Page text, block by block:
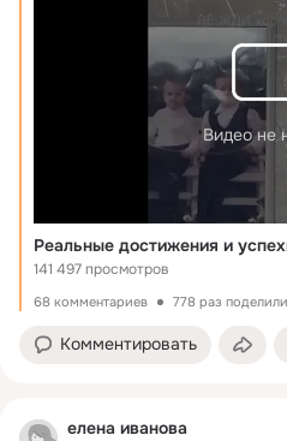
Видео не
141 497 просмотров
68 комментариев 778 раз
Комментировать
елена иванова